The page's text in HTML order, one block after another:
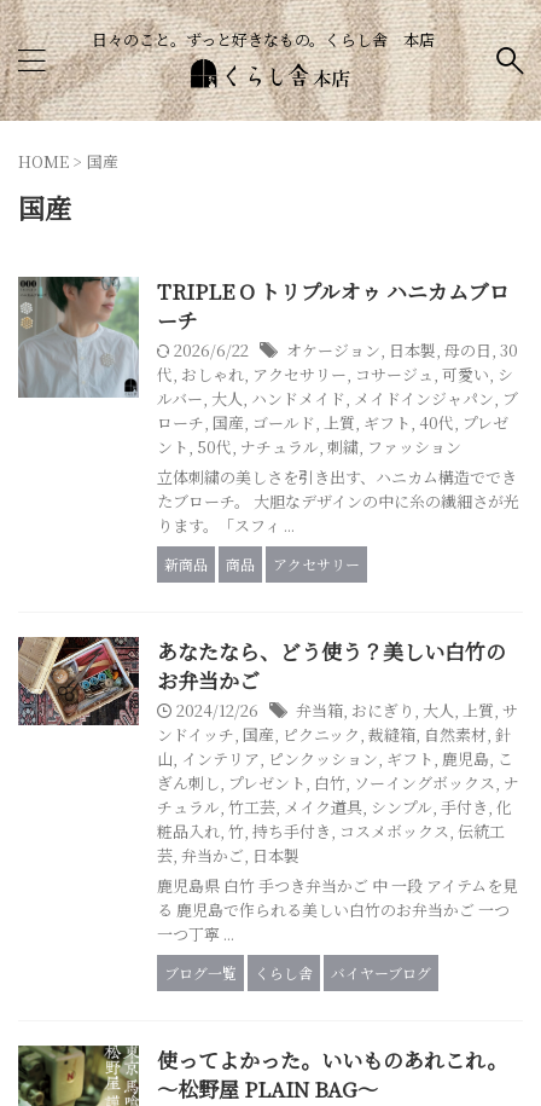
日々のこと。ずっと好きなもの。くらし舎 本店
HOME > 国産
国産
TRIPLE O トリプルオゥ ハニカムブロ
ーチ
2026/6/22 オケージョン, 日本製, 母の日, 30
代, おしゃれ, アクセサリー, コサージュ, 可愛い, シ
ルバー, 大人, ハンドメイド, メイドインジャパン, ブ
ローチ, 国産, ゴールド, 上質, ギフト, 40代, プレゼ
ント, 50代, ナチュラル, 刺繍, ファッション
立体刺繍の美しさを引き出す、ハニカム構造ででき
たブローチ。 大胆なデザインの中に糸の繊細さが光
ります。「スフィ ...
新商品 商品 アクセサリー
あなたなら、どう使う？美しい白竹の
お弁当かご
2024/12/26 弁当箱, おにぎり , 大人, 上質, サ
ンドイッチ, 国産, ピクニック, 裁縫箱, 自然素材, 針
山, インテリア, ピンクッション, ギフト, 鹿児島, こ
ぎん刺し, プレゼント, 白竹, ソーイングボックス, ナ
チュラル, 竹工芸, メイク道具, シンプル, 手付き, 化
粧品入れ, 竹, 持ち手付き, コスメボックス, 伝統工
芸, 弁当かご, 日本製
鹿児島県 白竹 手つき弁当かご 中 一段 アイテムを見
る 鹿児島で作られる美しい白竹のお弁当かご 一つ
一つ丁寧 ...
ブログ一覧 くらし舎 バイヤーブログ
使ってよかった。いいものあれこれ。
～松野屋 PLAIN BAG～